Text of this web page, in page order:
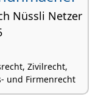
Nüssli Netzer
Zivilrecht,
und Firmenrecht